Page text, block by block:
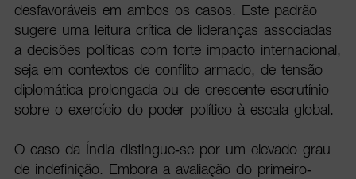
desfavoráveis em ambos os casos. Este padrão
sugere uma leitura crítica de lideranças associadas
a decisões políticas com forte impacto internacional,
seja em contextos de conflito armado, de tensão
diplomática prolongada ou de crescente escrutínio
sobre o exercício do poder político à escala global.
O caso da Índia distingue-se por um elevado grau
de indefinição. Embora a avaliação do primeiro-